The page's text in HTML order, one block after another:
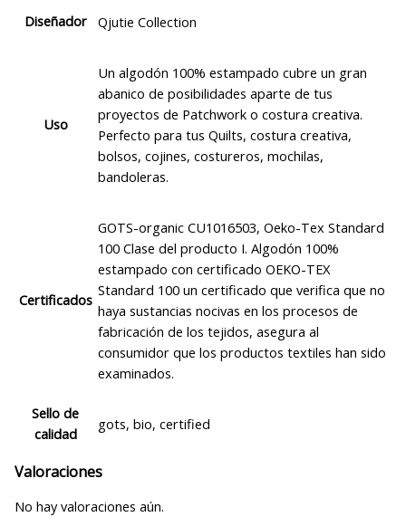
Diseñador Qjutie Collection
Uso
Un algodón 100% estampado cubre un gran
abanico de posibilidades aparte de tus
proyectos de Patchwork o costura creativa.
Perfecto para tus Quilts, costura creativa,
bolsos, cojines, costureros, mochilas,
bandoleras.
Certificados
GOTS-organic CU1016503, Oeko-Tex Standard
100 Clase del producto I. Algodón 100%
estampado con certificado OEKO-TEX
Standard 100 un certificado que verifica que no
haya sustancias nocivas en los procesos de
fabricación de los tejidos, asegura al
consumidor que los productos textiles han sido
examinados.
Sello de
calidad
gots, bio, certified
Valoraciones
No hay valoraciones aún.